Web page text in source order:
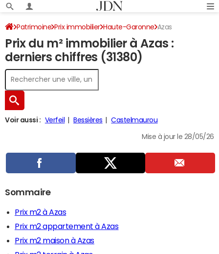
Patrimoine Prix immobilier Haute-Garonne Azas
Prix du m² immobilier à Azas :
derniers chiffres (31380)
Voir aussi : Verfeil Bessières Castelmaurou
Mise à jour le 28/05/26
Sommaire
Prix m2 à Azas
Prix m2 appartement à Azas
Prix m2 maison à Azas